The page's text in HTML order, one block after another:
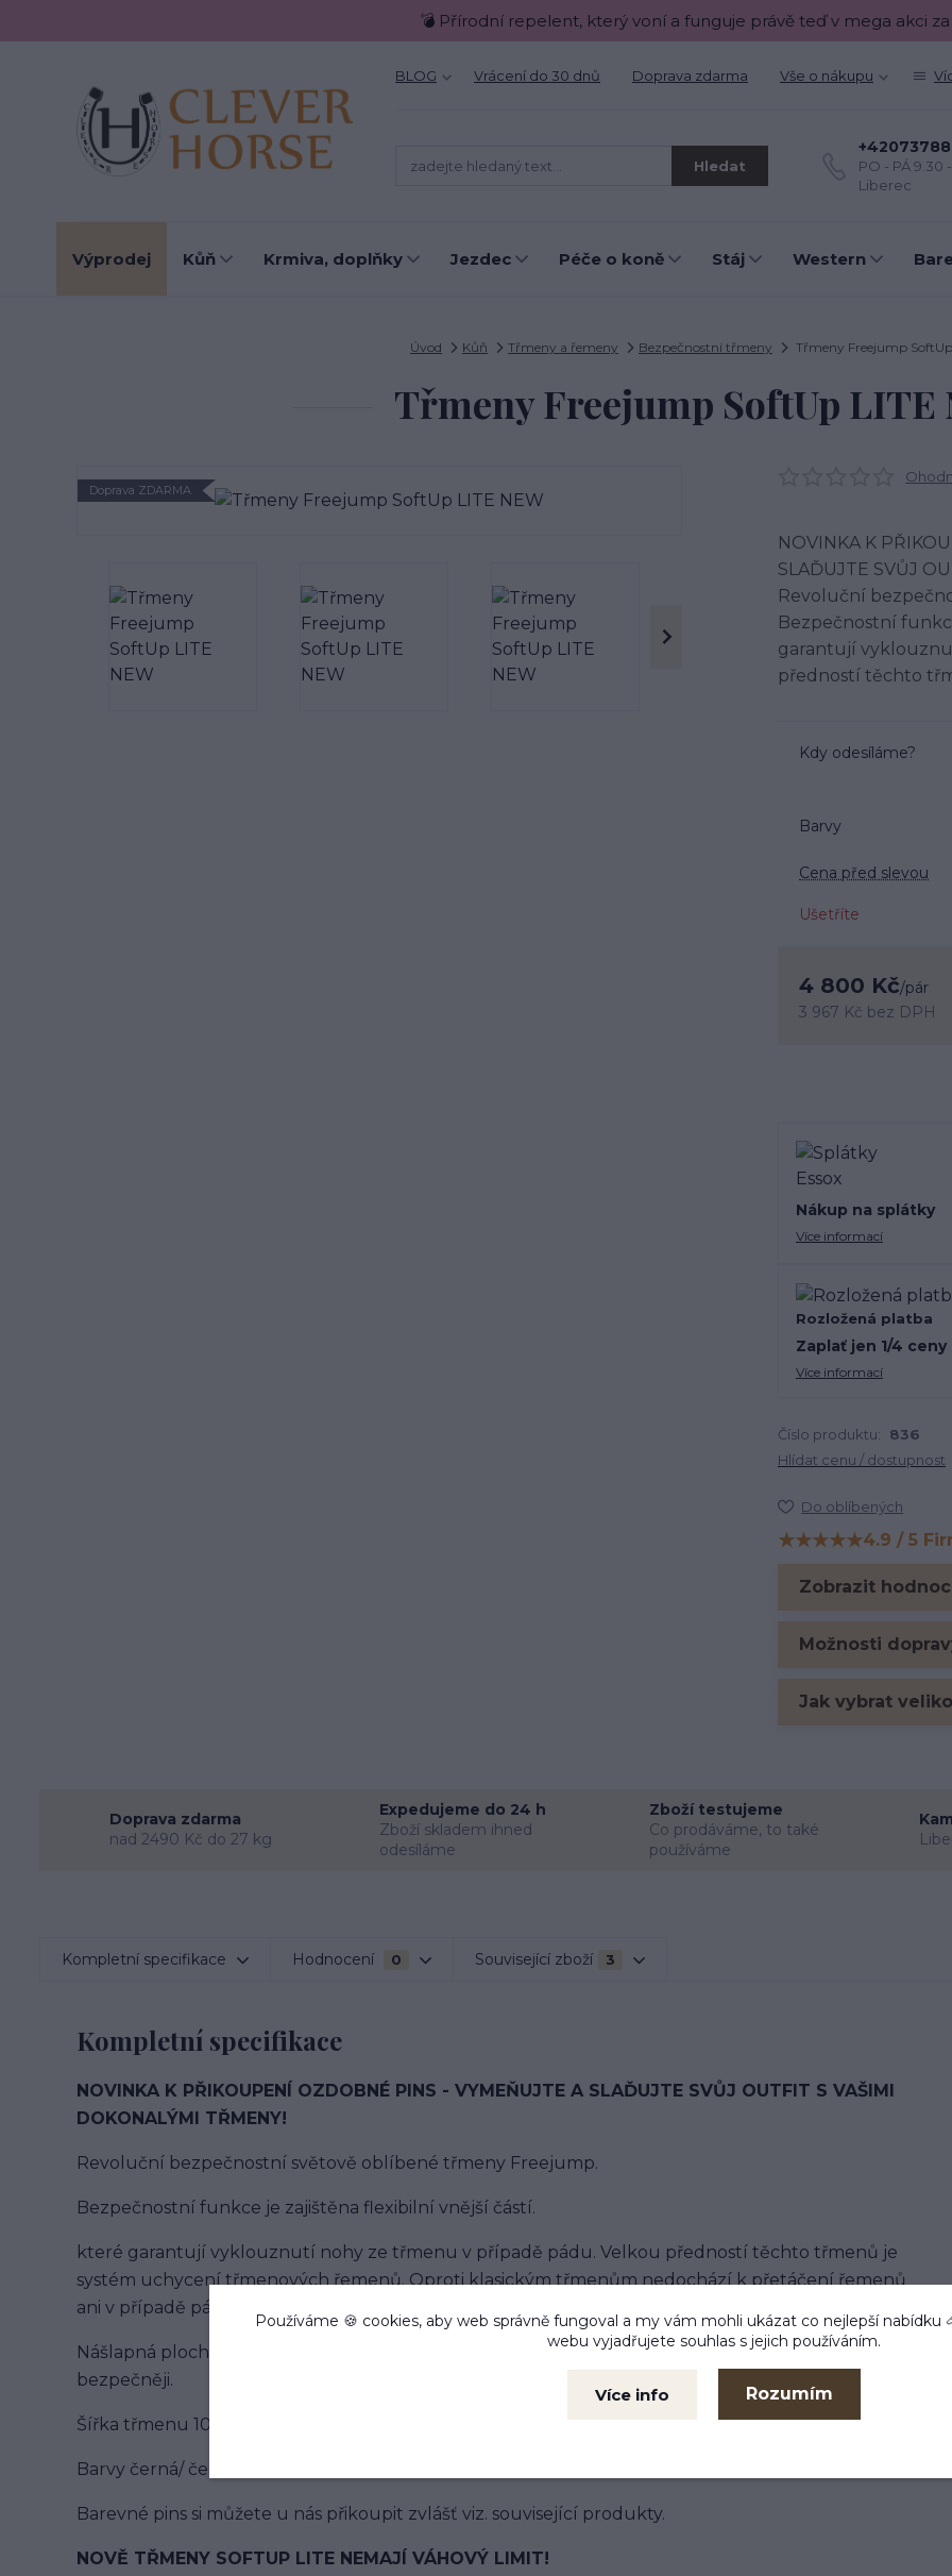
💣 Přírodní repelent, který voní a funguje právě teď v mega akci za
BLOG Vrácení do 30 dnů Doprava zdarma Vše o nákupu
Hledat
PO - PÁ 9.30
Liberec
Výprodej Kůň Krmiva, doplňky Jezdec Péče o koně Stáj Western
Úvod Kůň Třmeny a řemeny Bezpečnostní třmeny Třmeny Freejump
Třmeny Freejump SoftUp LITE
Doprava ZDARMA
NOVINKA K
SLAĎUJTE SVŮJ
Revoluční
Bezpečnostní
garantují
předností těchto
Kdy odesíláme?
Barvy
Cena před slevou
Ušetříte
4 800 Kč/pár
3 967 Kč bez DPH
Nákup na splátky
Více informací
Rozložená platba
Zaplať jen 1/4
Více informací
Číslo produktu: 836
Hlídat cenu / dostupnost
Do oblíbených
Hodnocení na
★★★★★4.9 / 5
Zobrazit
Možnosti
Jak vybrat
Doprava zdarma
nad 2490 Kč do 27 kg
Expedujeme do 24 h
Zboží skladem ihned
odesíláme
Zboží testujeme
Co prodáváme, to také
používáme
Kompletní specifikace Hodnocení 0 Související zboží 3
Kompletní specifikace
NOVINKA K PŘIKOUPENÍ OZDOBNÉ PINS - VYMEŇUJTE A SLAĎUJTE SVŮJ OUTFIT S VAŠIMI
DOKONALÝMI TŘMENY!
Revoluční bezpečnostní světově oblíbené třmeny Freejump.
Bezpečnostní funkce je zajištěna flexibilní vnější částí.
které garantují vyklouznutí nohy ze třmenu v případě pádu. Velkou předností těchto třmenů je
systém uchycení třmenových řemenů. Oproti klasickým třmenům nedochází k přetáčení řemenů
ani v případě pádu.
Nášlapná plocha je maximálně protiskluzová a širší, díky čemuž se jezdec cítí pohodlněji a
bezpečněji.
Šířka třmenu 10,7 cm. Váha pouze 340gr.
Barvy černá/ černá, černá/ růžová, černá/ červená, černá/ hnědá a černá/ modrá.
Barevné pins si můžete u nás přikoupit zvlášť viz. související produkty.
NOVĚ TŘMENY SOFTUP LITE NEMAJÍ VÁHOVÝ LIMIT!
Používáme 🍪 cookies, aby web správně fungoval a my vám mohli ukázat co nejlepší nabídku
webu vyjadřujete souhlas s jejich používáním.
Více info Rozumím